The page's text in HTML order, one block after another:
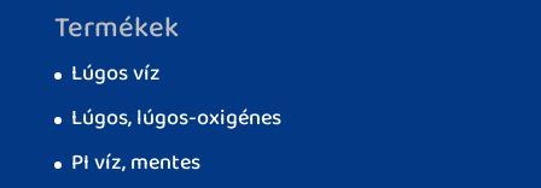
Termékek
Lúgos víz
Lúgos, lúgos-oxigénes
PI víz, mentes